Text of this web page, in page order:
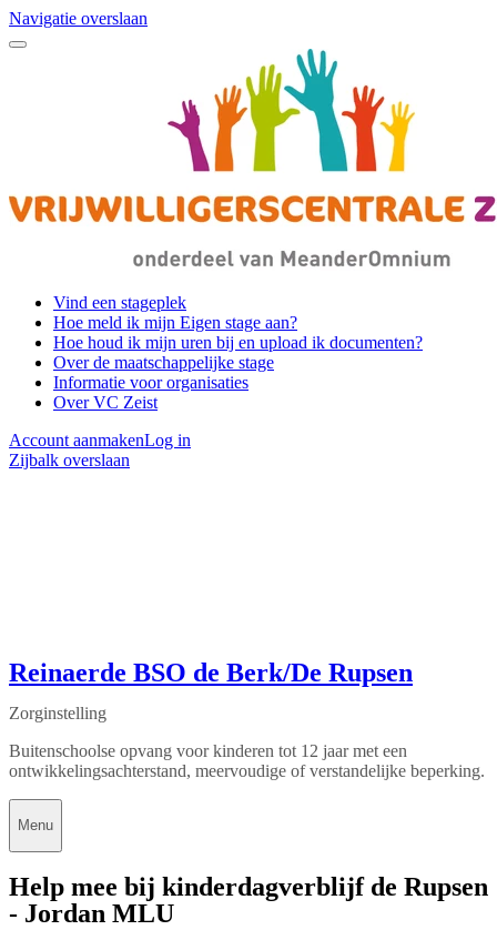
Navigatie overslaan
Vind een stageplek
Hoe meld ik mijn Eigen stage aan?
Hoe houd ik mijn uren bij en upload ik documenten?
Over de maatschappelijke stage
Informatie voor organisaties
Over VC Zeist
Account aanmakenLog in
Zijbalk overslaan
Reinaerde BSO de Berk/De Rupsen
Zorginstelling
Buitenschoolse opvang voor kinderen tot 12 jaar met een
ontwikkelingsachterstand, meervoudige of verstandelijke beperking.
Menu
Help mee bij kinderdagverblijf de Rupsen
- Jordan MLU